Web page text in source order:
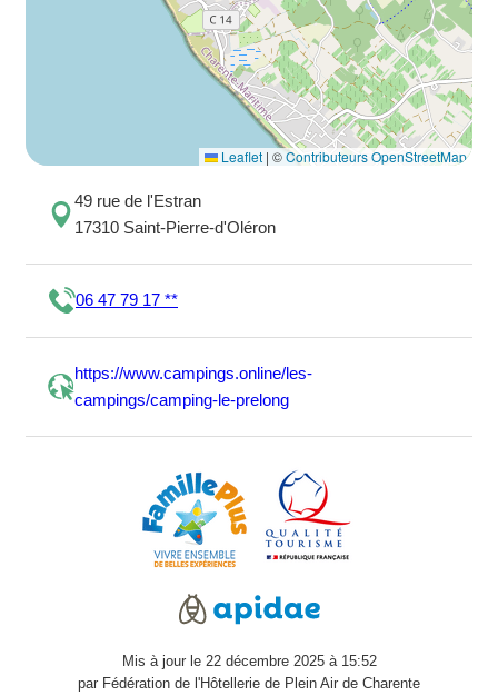
Leaflet | ©Contributeurs OpenStreetMap
49 rue de l'Estran
17310 Saint-Pierre-d'Oléron
06 47 79 17 **
https://www.campings.online/les-
campings/camping-le-prelong
Mis à jour le 22 décembre 2025 à 15:52
par Fédération de l'Hôtellerie de Plein Air de Charente